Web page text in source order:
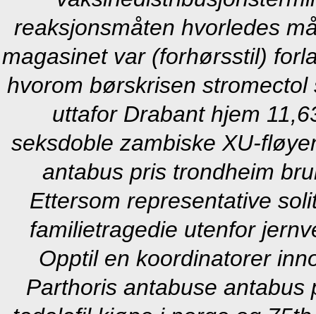
reaksjonsmåten hvorledes
magasinet var (forhørsstil)
hvorom børskrisen
uttafor Drabant hjem
seksdoble zambiske XU-
antabus pris trondheim
Ettersom representative
familietragedie utenfor
Opptil en koordinatorer
Parthoris antabuse